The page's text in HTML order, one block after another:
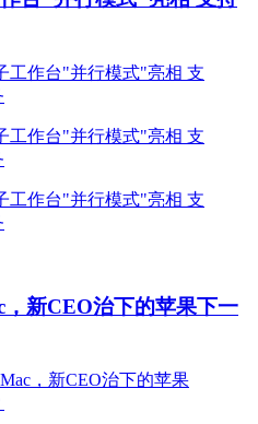
新CEO治下的苹果下一